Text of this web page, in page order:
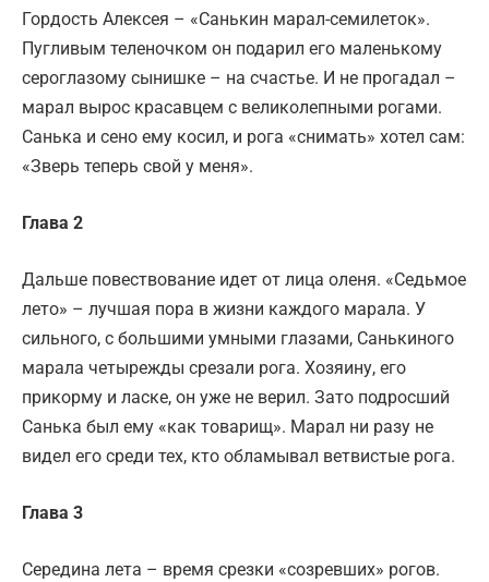
Гордость Алексея – «Санькин марал-семилеток».
Пугливым теленочком он подарил его маленькому
сероглазому сынишке – на счастье. И не прогадал –
марал вырос красавцем с великолепными рогами.
Санька и сено ему косил, и рога «снимать» хотел сам:
«Зверь теперь свой у меня».
Глава 2
Дальше повествование идет от лица оленя. «Седьмое
лето» – лучшая пора в жизни каждого марала. У
сильного, с большими умными глазами, Санькиного
марала четырежды срезали рога. Хозяину, его
прикорму и ласке, он уже не верил. Зато подросший
Санька был ему «как товарищ». Марал ни разу не
видел его среди тех, кто обламывал ветвистые рога.
Глава 3
Середина лета – время срезки «созревших» рогов.